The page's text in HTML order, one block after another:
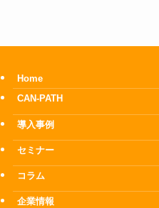
Home
CAN-PATH
導入事例
セミナー
コラム
企業情報